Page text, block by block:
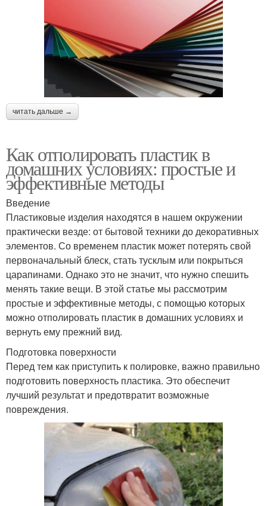
читать дальше →
Как отполировать пластик в
домашних условиях: простые и
эффективные методы
Введение
Пластиковые изделия находятся в нашем окружении
практически везде: от бытовой техники до декоративных
элементов. Со временем пластик может потерять свой
первоначальный блеск, стать тусклым или покрыться
царапинами. Однако это не значит, что нужно спешить
менять такие вещи. В этой статье мы рассмотрим
простые и эффективные методы, с помощью которых
можно отполировать пластик в домашних условиях и
вернуть ему прежний вид.
Подготовка поверхности
Перед тем как приступить к полировке, важно правильно
подготовить поверхность пластика. Это обеспечит
лучший результат и предотвратит возможные
повреждения.